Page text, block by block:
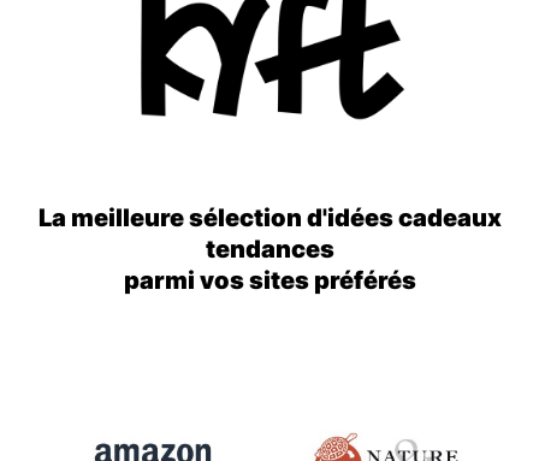
La meilleure sélection d'idées cadeaux
tendances
parmi vos sites préférés